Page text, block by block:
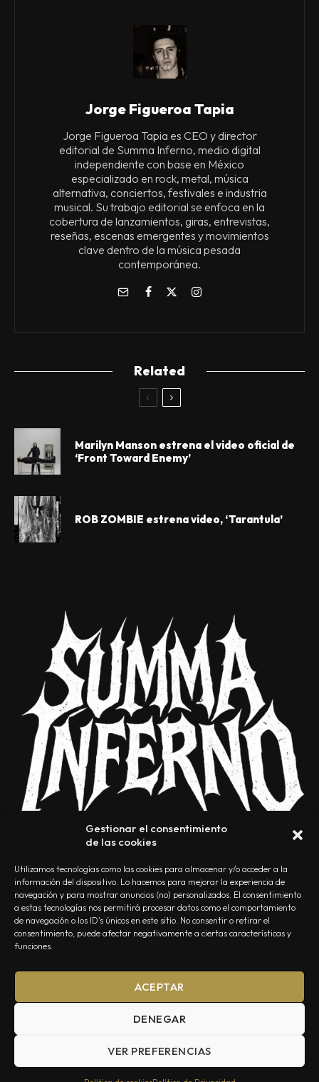
Gestionar el consentimiento
de las cookies
Utilizamos tecnologías como las cookies para almacenar y/o acceder a la
información del dispositivo. Lo hacemos para mejorar la experiencia de
navegación y para mostrar anuncios (no) personalizados. El consentimiento
a estas tecnologías nos permitirá procesar datos como el comportamiento
de navegación o los ID's únicos en este sitio. No consentir o retirar el
consentimiento, puede afectar negativamente a ciertas características y
funciones.
ACEPTAR
DENEGAR
VER PREFERENCIAS
Jorge Figueroa Tapia
Jorge Figueroa Tapia es CEO y director
editorial de Summa Inferno, medio digital
independiente con base en México
especializado en rock, metal, música
alternativa, conciertos, festivales e industria
musical. Su trabajo editorial se enfoca en la
cobertura de lanzamientos, giras, entrevistas,
reseñas, escenas emergentes y movimientos
clave dentro de la música pesada
contemporánea.
Related
Marilyn Manson estrena el video oficial de
‘Front Toward Enemy’
ROB ZOMBIE estrena video, ‘Tarantula’
NOSOTROS CONTACTO EDITORIAL POLÍTICA DE PRIVACIDAD
Summa Inferno — Todos los Derechos Reservados © 2026